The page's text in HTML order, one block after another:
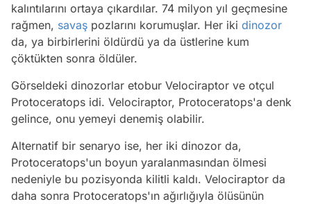
kalıntılarını ortaya çıkardılar. 74 milyon yıl geçmesine
rağmen, savaş pozlarını korumuşlar. Her iki dinozor
da, ya birbirlerini öldürdü ya da üstlerine kum
çöktükten sonra öldüler.
Görseldeki dinozorlar etobur Velociraptor ve otçul
Protoceratops idi. Velociraptor, Protoceratops'a denk
gelince, onu yemeyi denemiş olabilir.
Alternatif bir senaryo ise, her iki dinozor da,
Protoceratops'un boyun yaralanmasından ölmesi
nedeniyle bu pozisyonda kilitli kaldı. Velociraptor da
daha sonra Protoceratops'ın ağırlığıyla ölüsünün